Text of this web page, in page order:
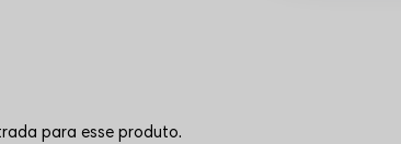
para esse produto.